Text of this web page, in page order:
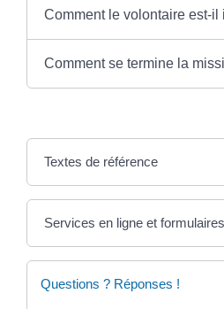
Comment le volontaire est-il
Comment se termine la
Textes de référence
Services en ligne et formulaires
Questions ? Réponses !